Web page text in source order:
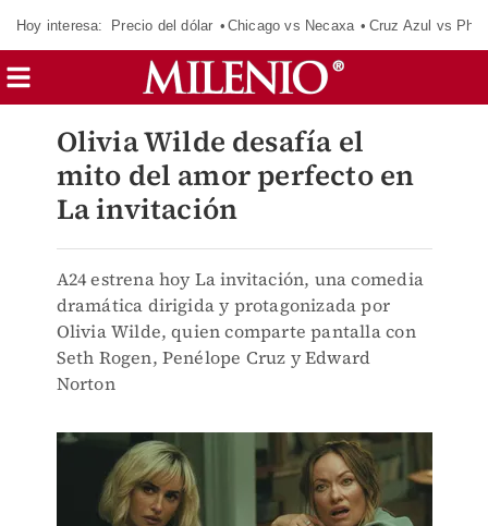
Hoy interesa: Precio del dólar Chicago vs Necaxa Cruz Azul vs
Olivia Wilde desafía el
mito del amor perfecto en
La invitación
A24 estrena hoy La invitación, una comedia
dramática dirigida y protagonizada por
Olivia Wilde, quien comparte pantalla con
Seth Rogen, Penélope Cruz y Edward
Norton